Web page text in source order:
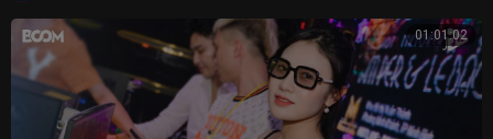
01:01:02